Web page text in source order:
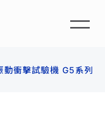
動衝擊試驗機 G5系列